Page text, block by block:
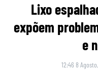
Lixo
expõem
e
12:46 8